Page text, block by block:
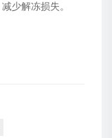
少解冻损失。